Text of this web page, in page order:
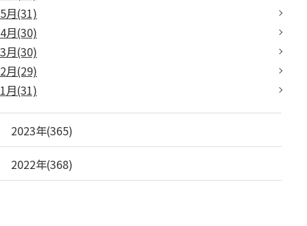
5月(31)
4月(30)
3月(30)
2月(29)
1月(31)
2023年(365)
2022年(368)